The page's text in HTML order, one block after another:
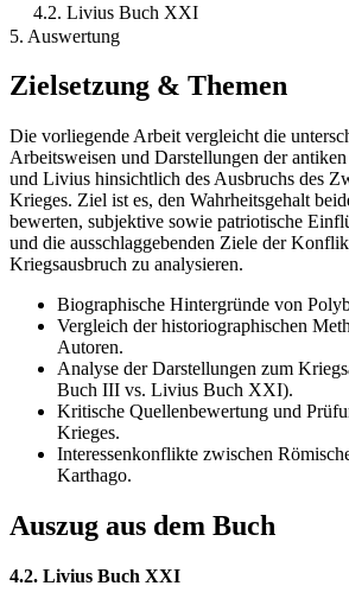
4.2. Livius Buch XXI
5. Auswertung
Zielsetzung & Themen
Die vorliegende Arbeit vergleicht die
Arbeitsweisen und Darstellungen der
und Livius hinsichtlich des Ausbruchs des
Krieges. Ziel ist es, den Wahrheitsgehalt
bewerten, subjektive sowie patriotische
und die ausschlaggebenden Ziele der
Kriegsausbruch zu analysieren.
Biographische Hintergründe von
Vergleich der historiographischen
Autoren.
Analyse der Darstellungen zum
Buch III vs. Livius Buch XXI).
Kritische Quellenbewertung und
Krieges.
Interessenkonflikte zwischen
Karthago.
Auszug aus dem Buch
4.2. Livius Buch XXI